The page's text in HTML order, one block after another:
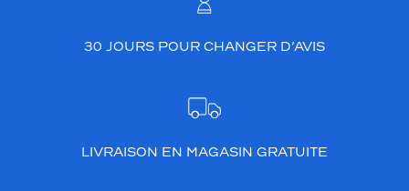
30 JOURS POUR CHANGER D’AVIS
LIVRAISON EN MAGASIN GRATUITE